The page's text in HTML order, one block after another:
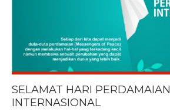
SELAMAT HARI PERDAMAIAN
INTERNASIONAL